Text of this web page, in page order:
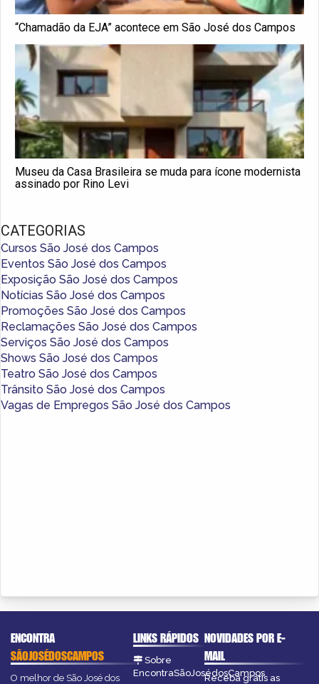
“Chamadão da EJA” acontece em São José dos Campos
Museu da Casa Brasileira se muda para ícone modernista
assinado por Rino Levi
CATEGORIAS
Cursos São José dos Campos
Eventos São José dos Campos
Exposição São José dos Campos
Notícias São José dos Campos
Promoções São José dos Campos
Reclamações São José dos Campos
Serviços São José dos Campos
Shows São José dos Campos
Teatro São José dos Campos
Trânsito São José dos Campos
Vagas de Empregos São José dos Campos
ENCONTRA
SÃOJOSÉDOSCAMPOS
O melhor de São José dos
LINKS RÁPIDOS
Sobre
EncontraSãoJosédosCampos
NOVIDADES POR E-
MAIL
Receba grátis as